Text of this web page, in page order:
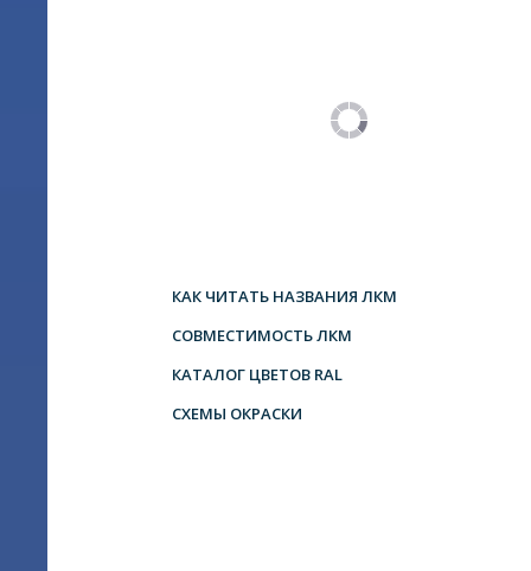
КАК ЧИТАТЬ НАЗВАНИЯ ЛКМ
СОВМЕСТИМОСТЬ ЛКМ
КАТАЛОГ ЦВЕТОВ RAL
СХЕМЫ ОКРАСКИ